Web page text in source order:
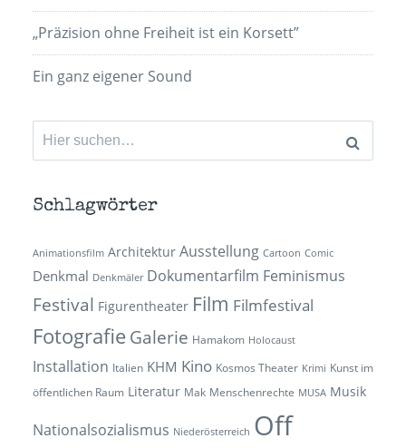
„Präzision ohne Freiheit ist ein Korsett”
Ein ganz eigener Sound
Suchen
nach:
Schlagwörter
Animationsfilm Architektur Ausstellung Cartoon Comic
Denkmal Denkmäler Dokumentarfilm Feminismus
Festival Figurentheater Film Filmfestival
Fotografie Galerie Hamakom Holocaust
Installation Italien KHM Kino Kosmos Theater Krimi Kunst im
öffentlichen Raum Literatur Mak Menschenrechte MUSA Musik
Nationalsozialismus Niederösterreich Off